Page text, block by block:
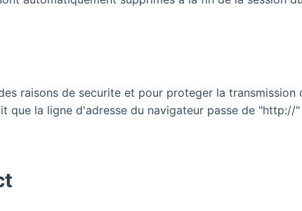
raisons de securite et pour proteger la
que la ligne d'adresse du navigateur passe de